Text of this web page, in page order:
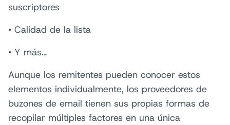
suscriptores
• Calidad de la lista
• Y más…
Aunque los remitentes pueden conocer estos
elementos individualmente, los proveedores de
buzones de email tienen sus propias formas de
recopilar múltiples factores en una única